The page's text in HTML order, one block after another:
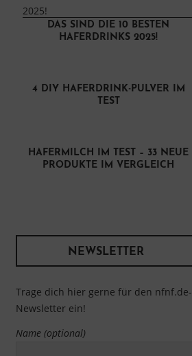
DAS SIND DIE 10 BESTEN
HAFERDRINKS 2025!
4 DIY HAFERDRINK-PULVER IM
TEST
HAFERMILCH IM TEST – 33 NEUE
PRODUKTE IM VERGLEICH
NEWSLETTER
Trage dich hier gerne für den nfnf.de-
Newsletter ein!
Name (optional)